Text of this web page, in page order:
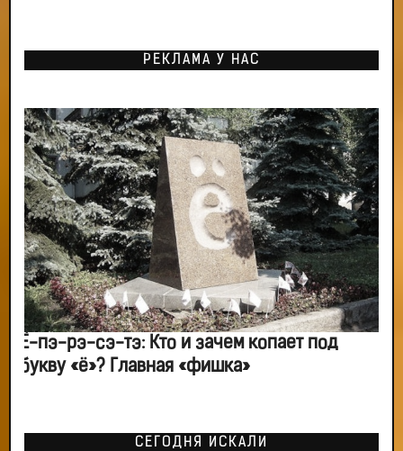
РЕКЛАМА У НАС
Ё-пэ-рэ-сэ-тэ: Кто и зачем копает под
букву «ё»? Главная «фишка»
СЕГОДНЯ ИСКАЛИ